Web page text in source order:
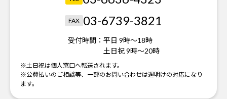
FAX 03-6739-3821
受付時間： 平日 9時～18時
土日祝 9時～20時
※土日祝は個人窓口へ転送されます。
※公費払いのご相談等、一部のお問い合わせは週明けの対応になり
ます。